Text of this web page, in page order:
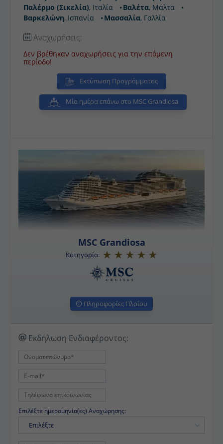
• Γένοβα: Με μεγάλο μέρος της παλιάς πόλης
προστατευμένο από την Ουνέσκο ως μνημείο
προσωνύμιο "la Superba" λόγω του ένδοξου
παρελθόντος καθώς και των εντυπωσιακών αξιοθεάτων
της πόλης.
Παλέρμο (Σικελία), Ιταλία Βαλέτα, Μάλτα
Βαρκελώνη, Ισπανία Μασσαλία, Γαλλία
Αναχωρήσεις:
Δεν βρέθηκαν αναχωρήσεις για την επόμενη περίοδο!
Εκτύπωση Προγράμματος
Μία ημέρα επάνω στο MSC Grandiosa
Κατηγορία:
Πληροφορίες Πλοίου
Επιλέξτε